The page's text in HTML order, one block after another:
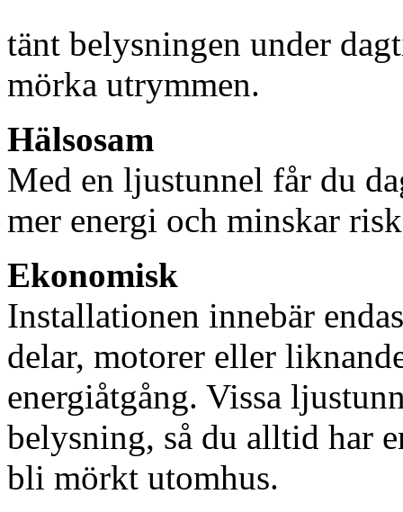
tänt belysningen under
mörka utrymmen.
Hälsosam
Med en ljustunnel får du
mer energi och minskar
Ekonomisk
Installationen innebär
delar, motorer eller
energiåtgång. Vissa
belysning, så du alltid har
bli mörkt utomhus.